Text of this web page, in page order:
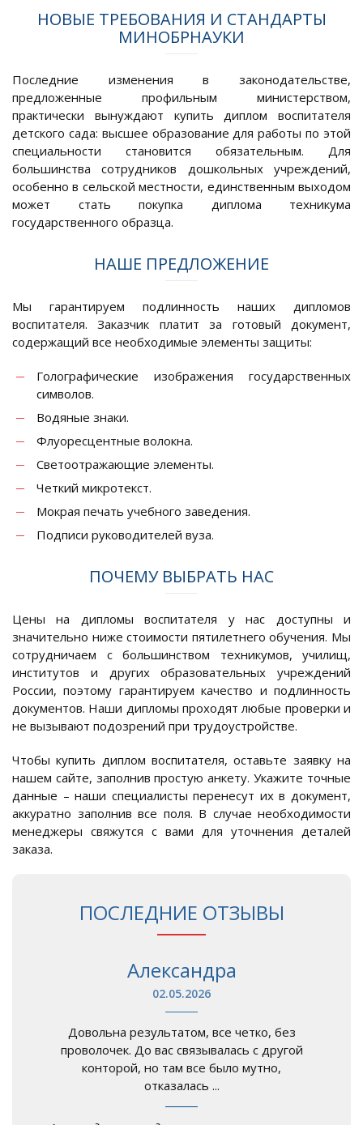
НОВЫЕ ТРЕБОВАНИЯ И СТАНДАРТЫ
МИНОБРНАУКИ
Последние изменения в законодательстве,
предложенные профильным министерством,
практически вынуждают купить диплом воспитателя
детского сада: высшее образование для работы по этой
специальности становится обязательным. Для
большинства сотрудников дошкольных учреждений,
особенно в сельской местности, единственным выходом
может стать покупка диплома техникума
государственного образца.
НАШЕ ПРЕДЛОЖЕНИЕ
Мы гарантируем подлинность наших дипломов
воспитателя. Заказчик платит за готовый документ,
содержащий все необходимые элементы защиты:
Голографические изображения государственных
символов.
Водяные знаки.
Флуоресцентные волокна.
Светоотражающие элементы.
Четкий микротекст.
Мокрая печать учебного заведения.
Подписи руководителей вуза.
ПОЧЕМУ ВЫБРАТЬ НАС
Цены на дипломы воспитателя у нас доступны и
значительно ниже стоимости пятилетнего обучения. Мы
сотрудничаем с большинством техникумов, училищ,
институтов и других образовательных учреждений
России, поэтому гарантируем качество и подлинность
документов. Наши дипломы проходят любые проверки и
не вызывают подозрений при трудоустройстве.
Чтобы купить диплом воспитателя, оставьте заявку на
нашем сайте, заполнив простую анкету. Укажите точные
данные – наши специалисты перенесут их в документ,
аккуратно заполнив все поля. В случае необходимости
менеджеры свяжутся с вами для уточнения деталей
заказа.
ПОСЛЕДНИЕ ОТЗЫВЫ
Александра
02.05.2026
Довольна результатом, все четко, без
проволочек. До вас связывалась с другой
конторой, но там все было мутно,
отказалась ...